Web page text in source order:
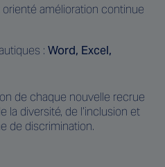
amélioration continue
: Word, Excel,
de chaque nouvelle recrue
la diversité, de l’inclusion et
de discrimination.